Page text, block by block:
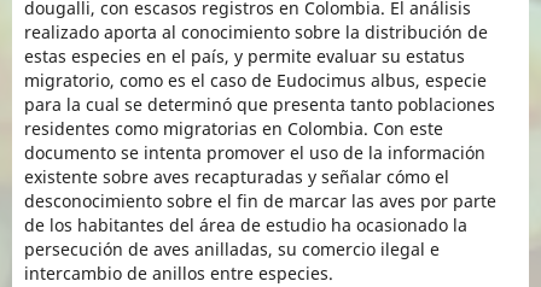
dougalli, con escasos registros en Colombia. El análisis
realizado aporta al conocimiento sobre la distribución de
estas especies en el país, y permite evaluar su estatus
migratorio, como es el caso de Eudocimus albus, especie
para la cual se determinó que presenta tanto poblaciones
residentes como migratorias en Colombia. Con este
documento se intenta promover el uso de la información
existente sobre aves recapturadas y señalar cómo el
desconocimiento sobre el fin de marcar las aves por parte
de los habitantes del área de estudio ha ocasionado la
persecución de aves anilladas, su comercio ilegal e
intercambio de anillos entre especies.